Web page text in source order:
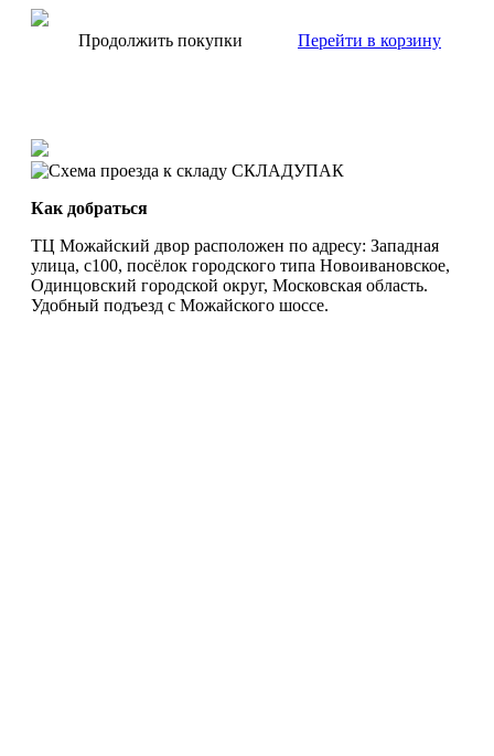
Продолжить покупки Перейти в корзину
Как добраться
ТЦ Можайский двор расположен по адресу: Западная
улица, с100, посёлок городского типа Новоивановское,
Одинцовский городской округ, Московская область.
Удобный подъезд с Можайского шоссе.